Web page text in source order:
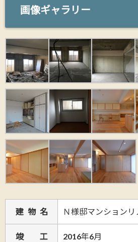
画像ギャラリー
建 物 名 Ｎ様邸マンション
竣 工 2016年6月